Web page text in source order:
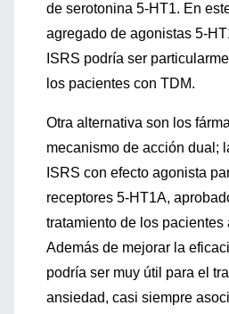
de serotonina 5-HT1. En
agregado de agonistas 5-
ISRS podría ser
los pacientes con TDM.
Otra alternativa son los
mecanismo de acción dual;
ISRS con efecto agonista
receptores 5-HT1A,
tratamiento de los pacientes
Además de mejorar la
podría ser muy útil para el
ansiedad, casi siempre